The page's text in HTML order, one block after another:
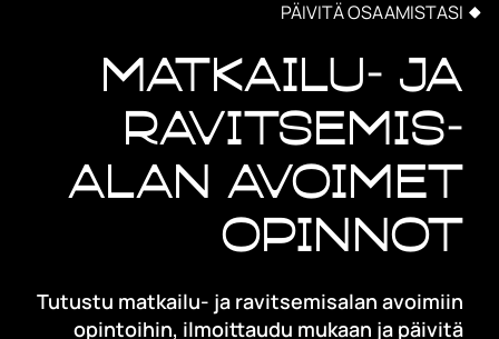
PÄIVITÄ OSAAMISTASI
Matkailu- ja
ravitsemis-
alan avoimet
opinnot
Tutustu matkailu- ja ravitsemisalan avoimiin
opintoihin, ilmoittaudu mukaan ja päivitä